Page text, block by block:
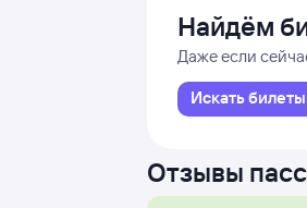
Найдём
Даже если
Искать билеты
Отзывы